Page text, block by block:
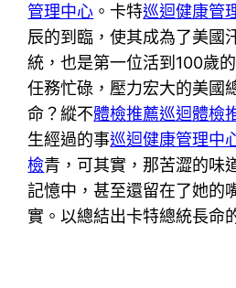
管理中心 。卡特巡迴健康管
辰的到臨，使其成為了美國
統，也是第一位活到100歲
任務忙碌，壓力宏大的美國
命？縱不體檢推薦巡迴體檢
生經過的事巡迴健康管理中
檢青，可其實，那苦澀的味
記憶中，甚至還留在了她的
實。以總結出卡特總統長命